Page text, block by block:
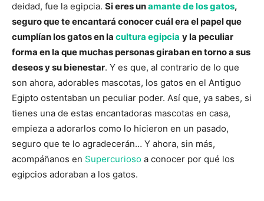
deidad, fue la egipcia. Si eres unamante de los gatos,
seguro que te encantará conocer cuál era el papel que
cumplían los gatos en la cultura egipcia y la peculiar
forma en la que muchas personas giraban en torno a sus
deseos y su bienestar. Y es que, al contrario de lo que
son ahora, adorables mascotas, los gatos en el Antiguo
Egipto ostentaban un peculiar poder. Así que, ya sabes, si
tienes una de estas encantadoras mascotas en casa,
empieza a adorarlos como lo hicieron en un pasado,
seguro que te lo agradecerán… Y ahora, sin más,
acompáñanos en Supercurioso a conocer por qué los
egipcios adoraban a los gatos.